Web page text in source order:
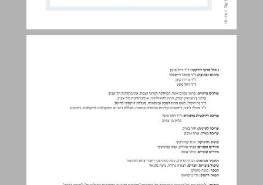
תוכן העניינים ... 3